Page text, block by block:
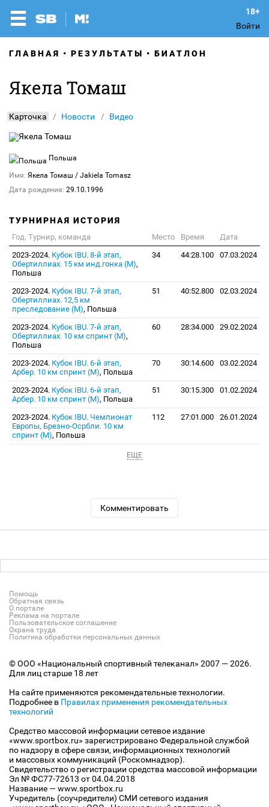
Войти
ГЛАВНАЯ РЕЗУЛЬТАТЫ БИАТЛОН
Якела Томаш
Карточка Новости Видео
Польша
Имя: Якела Томаш / Jakiela Tomasz
Дата рождения: 29.10.1996
ТУРНИРНАЯ ИСТОРИЯ
Год. Турнир, команда Место Время
Дата
2023-2024. Кубок IBU. 8-й этап,
Обертиллиах. 15 км инд.гонка (М),
Польша
34 44:28.100 07.03.2024
2023-2024. Кубок IBU. 7-й этап,
Обертиллиах. 12,5 км
преследование (М), Польша
51 40:52.800 02.03.2024
2023-2024. Кубок IBU. 7-й этап,
Обертиллиах. 10 км спринт (М),
Польша
60 28:34.000 29.02.2024
2023-2024. Кубок IBU. 6-й этап,
Арбер. 10 км спринт (М), Польша
70 30:14.600 03.02.2024
2023-2024. Кубок IBU. 6-й этап,
Арбер. 10 км спринт (М), Польша
51 30:15.300 01.02.2024
2023-2024. Кубок IBU. Чемпионат
Европы, Брезно-Осрбли. 10 км
спринт (М), Польша
112 27:01.000 26.01.2024
ЕЩЕ
Комментировать
Помощь
Обратная связь
О портале
Реклама на портале
Пользовательское соглашение
Охрана труда
Политика обработки персональных данных
© ООО «Национальный спортивный телеканал» 2007 — 2026.
Для лиц старше 18 лет
На сайте применяются рекомендательные технологии.
Подробнее в Правилах применения рекомендательных
технологий
Средство массовой информации сетевое издание
«www.sportbox.ru» зарегистрировано Федеральной службой
по надзору в сфере связи, информационных технологий
и массовых коммуникаций (Роскомнадзор).
Свидетельство о регистрации средства массовой информации
Эл № ФС77-72613 от 04.04.2018
Название — www.sportbox.ru
Учредитель (соучредители) СМИ сетевого издания